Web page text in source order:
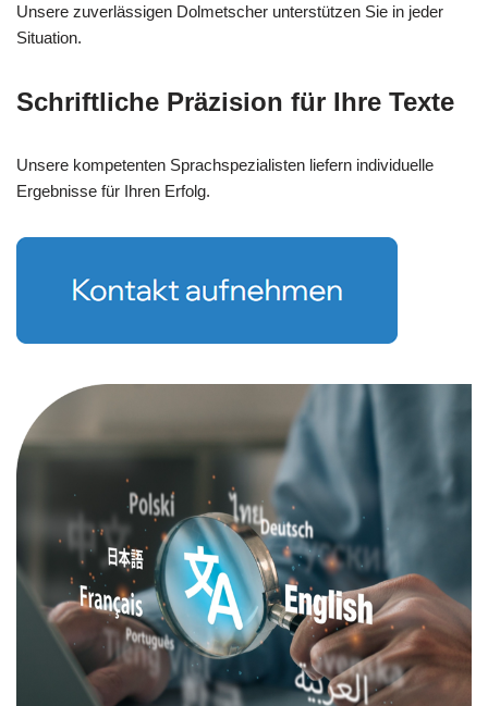
Unsere zuverlässigen Dolmetscher unterstützen Sie in jeder
Situation.
Schriftliche Präzision für Ihre Texte
Unsere kompetenten Sprachspezialisten liefern individuelle
Ergebnisse für Ihren Erfolg.